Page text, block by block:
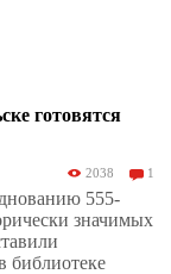
готовятся
2038 1
555-
значимых
библиотеке